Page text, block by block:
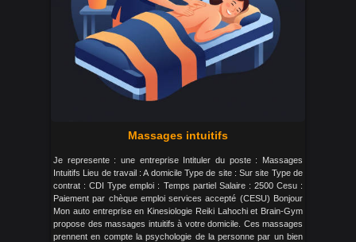
Massages intuitifs
Je represente : une entreprise Intituler du poste : Massages
Intuitifs Lieu de travail : A domicile Type de site : Sur site Type de
contrat : CDI Type emploi : Temps partiel Salaire : 2500 Cesu :
Paiement par chèque emploi services accepté (CESU) Bonjour
Mon auto entreprise en Kinesiologie Reiki Lahochi et Brain-Gym
propose des massages intuitifs à votre domicile. Ces massages
prennent en compte la psychologie de la personne par un bien